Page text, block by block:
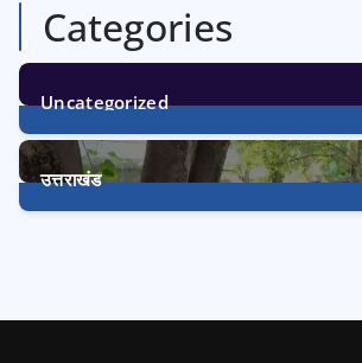
Categories
Uncategorized
1Post
उत्तराखंड